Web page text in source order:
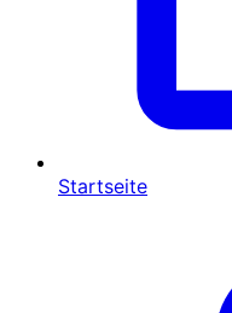
Startseite